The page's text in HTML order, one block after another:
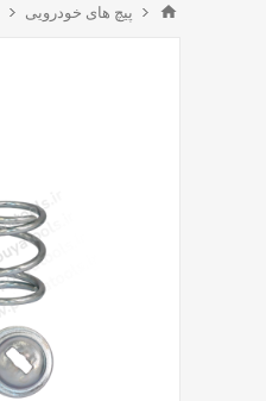
پیچ های خودرویی